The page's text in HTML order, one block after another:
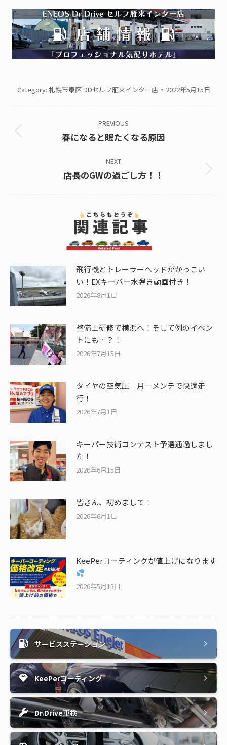
Category: 札幌市東区 DDセルフ雁来インター店 2022年5月15日
navigation
PREVIOUS
Previous
春になると眠たくなる原因
NEXT
Next
店長のGWの過ごし方！！
飛行機とトレーラーヘッドがかっこい
い！EXキーパー水弾き動画付き！
2026年8月1日
整備士研修で横浜へ！そして例のイベン
トにも…？！
2026年7月15日
タイヤの空気圧 月一メンテで快適走
行！
2026年7月1日
キーパー技術コンテスト予選通過しまし
た！
2026年6月15日
皆さん、初めまして！
2026年6月1日
KeePerコーティングが値上げになります
2026年5月15日
サービスステーション
KeePerコーティング
Dr.Drive車検